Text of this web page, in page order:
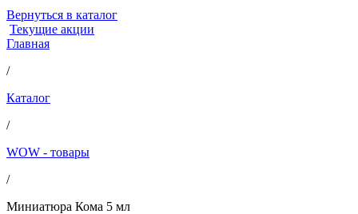
Вернуться в каталог
Текущие акции
Главная
/
Каталог
/
WOW - товары
/
Миниатюра Кома 5 мл